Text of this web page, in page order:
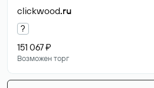
clickwood.ru
?
151 067 ₽
Возможен торг